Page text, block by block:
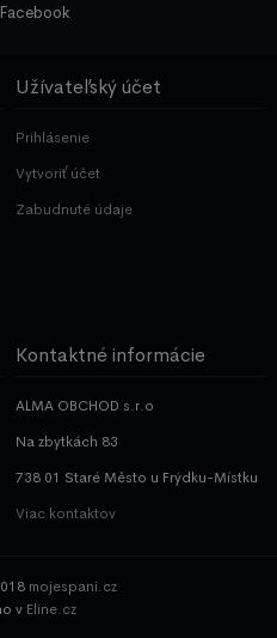
Facebook
Užívateľský účet
Prihlásenie
Vytvoriť účet
Zabudnuté údaje
Kontaktné informácie
ALMA OBCHOD s.r.o
Na zbytkách 83
738 01 Staré Město u Frýdku-Místku
Viac kontaktov
mojespani.cz
v Eline.cz